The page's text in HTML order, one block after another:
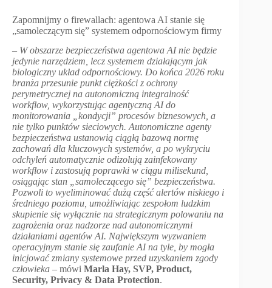
Zapomnijmy o firewallach: agentowa AI stanie się
„samoleczącym się” systemem odpornościowym firmy
– W obszarze bezpieczeństwa agentowa AI nie będzie
jedynie narzędziem, lecz systemem działającym jak
biologiczny układ odpornościowy. Do końca 2026 roku
branża przesunie punkt ciężkości z ochrony
perymetrycznej na autonomiczną integralność
workflow, wykorzystując agentyczną AI do
monitorowania
kondycji” procesów biznesowych, a
nie tylko punktów sieciowych. Autonomiczne agenty
bezpieczeństwa ustanowią ciągłą bazową normę
zachowań dla kluczowych systemów, a po wykryciu
odchyleń automatycznie odizolują zainfekowany
workflow i zastosują poprawki w ciągu milisekund,
osiągając stan „samoleczącego się” bezpieczeństwa.
Pozwoli to wyeliminować dużą część alertów niskiego i
średniego poziomu, umożliwiając zespołom ludzkim
skupienie się wyłącznie na strategicznym polowaniu na
zagrożenia oraz nadzorze nad autonomicznymi
działaniami agentów AI. Największym wyzwaniem
operacyjnym stanie się zaufanie AI na tyle, by mogła
inicjować zmiany systemowe przed uzyskaniem zgody
człowieka – mówi Marla Hay, SVP, Product,
Security, Privacy & Data Protection.